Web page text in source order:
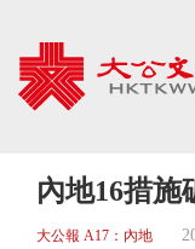
內地16措施
大公報 A17：內地